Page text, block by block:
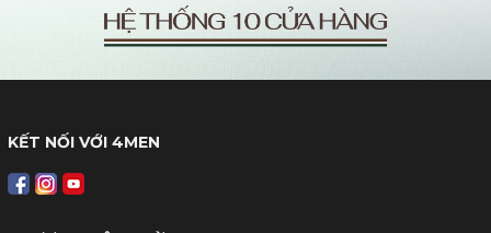
KẾT NỐI VỚI 4MEN